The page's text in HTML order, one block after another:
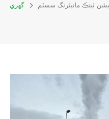
گهري ٽينڪ مانيٽرنگ سسٽم